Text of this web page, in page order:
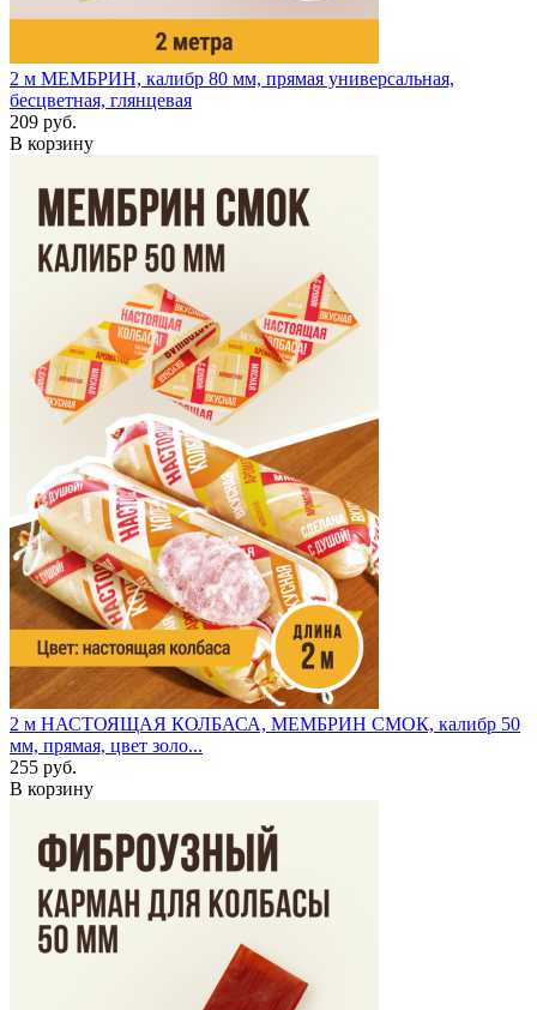
2 м МЕМБРИН, калибр 80 мм, прямая универсальная,
бесцветная, глянцевая
209 руб.
В корзину
2 м НАСТОЯЩАЯ КОЛБАСА, МЕМБРИН СМОК, калибр 50
мм, прямая, цвет золо...
255 руб.
В корзину